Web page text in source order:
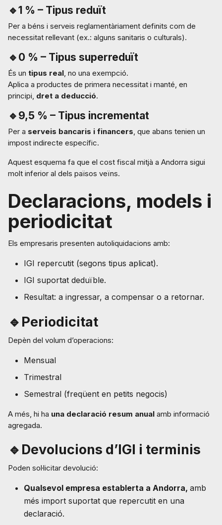
🔹1 % – Tipus reduït
Per a béns i serveis reglamentàriament definits com de
necessitat rellevant (ex.: alguns sanitaris o culturals).
🔹0 % – Tipus superreduït
És un tipus real, no una exempció.
Aplica a productes de primera necessitat i manté, en
principi, dret a deducció.
🔹9,5 % – Tipus incrementat
Per a serveis bancaris i financers, que abans tenien un
impost indirecte específic.
Aquest esquema fa que el cost fiscal mitjà a Andorra sigui
molt inferior al dels països veïns.
Declaracions, models i
periodicitat
Els empresaris presenten autoliquidacions amb:
IGI repercutit (segons tipus aplicat).
IGI suportat deduïble.
Resultat: a ingressar, a compensar o a retornar.
🔹Periodicitat
Depèn del volum d’operacions:
Mensual
Trimestral
Semestral (freqüent en petits negocis)
A més, hi ha una declaració resum anual amb informació
agregada.
🔹Devolucions d’IGI i terminis
Poden sol·licitar devolució:
Qualsevol empresa establerta a Andorra, amb
més import suportat que repercutit en una
declaració.